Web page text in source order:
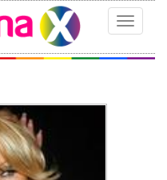
Toggle